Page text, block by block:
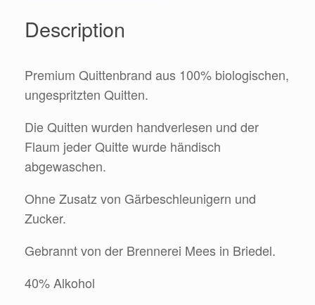
Description
Premium Quittenbrand aus 100% biologischen,
ungespritzten Quitten.
Die Quitten wurden handverlesen und der
Flaum jeder Quitte wurde händisch
abgewaschen.
Ohne Zusatz von Gärbeschleunigern und
Zucker.
Gebrannt von der Brennerei Mees in Briedel.
40% Alkohol